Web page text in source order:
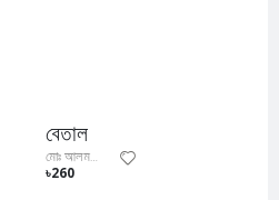
বেতাল
মোঃ আলমগীর তৈমুর
৳260